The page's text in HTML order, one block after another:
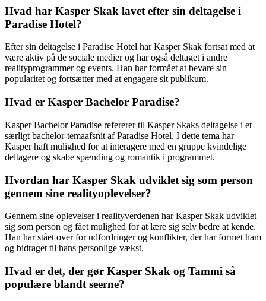
Hvad har Kasper Skak lavet efter sin deltagelse i
Paradise Hotel?
Efter sin deltagelse i Paradise Hotel har Kasper Skak fortsat med at
være aktiv på de sociale medier og har også deltaget i andre
realityprogrammer og events. Han har formået at bevare sin
popularitet og fortsætter med at engagere sit publikum.
Hvad er Kasper Bachelor Paradise?
Kasper Bachelor Paradise refererer til Kasper Skaks deltagelse i et
særligt bachelor-temaafsnit af Paradise Hotel. I dette tema har
Kasper haft mulighed for at interagere med en gruppe kvindelige
deltagere og skabe spænding og romantik i programmet.
Hvordan har Kasper Skak udviklet sig som person
gennem sine realityoplevelser?
Gennem sine oplevelser i realityverdenen har Kasper Skak udviklet
sig som person og fået mulighed for at lære sig selv bedre at kende.
Han har stået over for udfordringer og konflikter, der har formet ham
og bidraget til hans personlige vækst.
Hvad er det, der gør Kasper Skak og Tammi så
populære blandt seerne?